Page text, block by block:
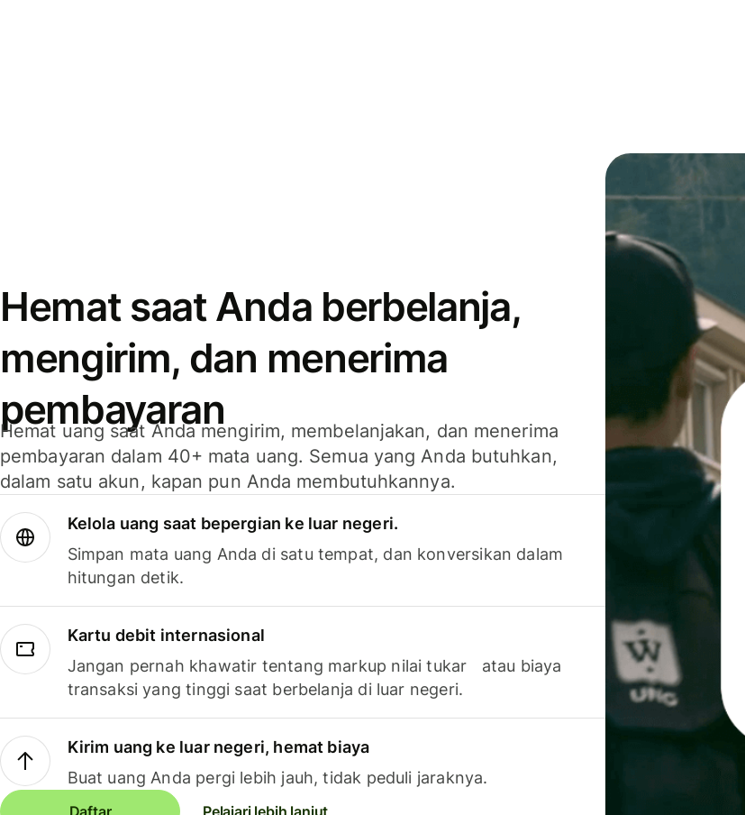
Hemat saat Anda berbelanja,
mengirim, dan menerima
pembayaran
Hemat uang saat Anda mengirim, membelanjakan, dan menerima
pembayaran dalam 40+ mata uang. Semua yang Anda butuhkan,
dalam satu akun, kapan pun Anda membutuhkannya.
Kelola uang saat bepergian ke luar negeri.
Simpan mata uang Anda di satu tempat, dan konversikan dalam
hitungan detik.
Kartu debit internasional
Jangan pernah khawatir tentang markup nilai tukar atau biaya
transaksi yang tinggi saat berbelanja di luar negeri.
Kirim uang ke luar negeri, hemat biaya
Buat uang Anda pergi lebih jauh, tidak peduli jaraknya.
Daftar Pelajari lebih lanjut